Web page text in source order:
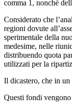
comma 1, nonché
Considerato che
regioni dovute
sperimentale della
medesime, nelle
distribuendo quota
utilizzati per la
Il dicastero, che in
Questi fondi